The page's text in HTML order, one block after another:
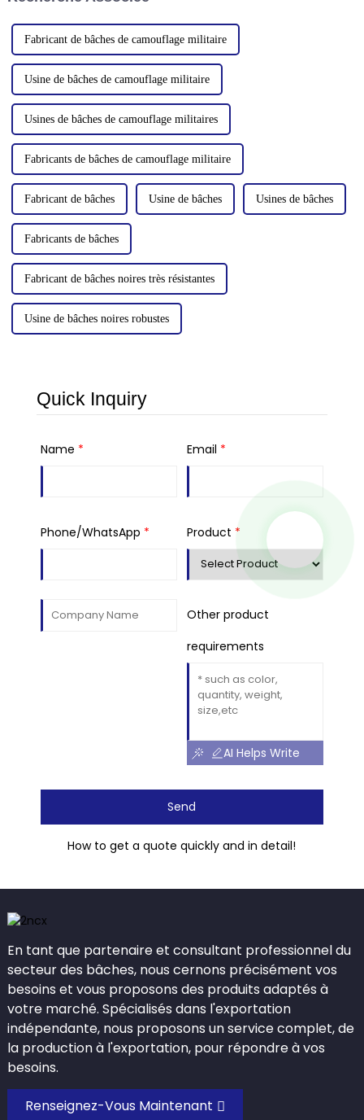
Fabricant de bâches de camouflage militaire
Usine de bâches de camouflage militaire
Usines de bâches de camouflage militaires
Fabricants de bâches de camouflage militaire
Fabricant de bâches Usine de bâches Usines de bâches
Fabricants de bâches
Fabricant de bâches noires très résistantes
Usine de bâches noires robustes
Quick Inquiry
Name * Email *
Phone/WhatsApp * Product *
Other product
requirements
AI Helps Write
Send
How to get a quote quickly and in detail!
En tant que partenaire et consultant professionnel du
secteur des bâches, nous cernons précisément vos
besoins et vous proposons des produits adaptés à
votre marché. Spécialisés dans l'exportation
indépendante, nous proposons un service complet, de
la production à l'exportation, pour répondre à vos
besoins.
Renseignez-Vous Maintenant